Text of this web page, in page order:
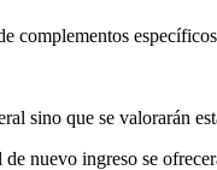
complementos
sino que se valorarán
nuevo ingreso se